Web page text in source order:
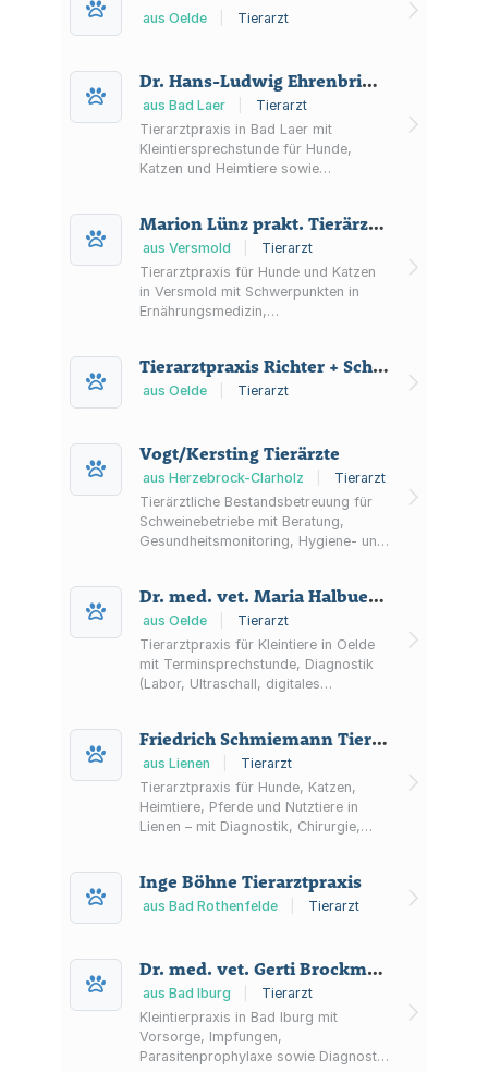
aus Oelde Tierarzt
Dr. Hans-Ludwig Ehrenbrink prakt. Tierarzt
aus Bad Laer
Tierarzt
Tierarztpraxis in Bad Laer mit
Kleintiersprechstunde für Hunde,
Katzen und Heimtiere sowie
Leistungen wie Impfungen,
Diagnostik, Chirurgie und
Zahnbehandlung.
Marion Lünz prakt. Tierärztin
aus Versmold
Tierarzt
Tierarztpraxis für Hunde und Katzen
in Versmold mit Schwerpunkten in
Ernährungsmedizin,
Akupunktur und Verhaltensmedizin;
Terminvereinbarung ist möglich.
Tierarztpraxis Richter + Schlüter
aus Oelde Tierarzt
Vogt/Kersting Tierärzte
aus Herzebrock-Clarholz
Tierarzt
Tierärztliche Bestandsbetreuung für
Schweinebetriebe mit Beratung,
Gesundheitsmonitoring, Hygiene- und
Dr. med. vet. Maria Halbuer-Kobrink Fachtierärztin für Kleintiere
aus Oelde
Tierarzt
Tierarztpraxis für Kleintiere in Oelde
mit Terminsprechstunde, Diagnostik
(Labor, Ultraschall, digitales
Notfälle sind telefonisch rund um die
Uhr erreichbar.
Friedrich Schmiemann Tierarztpraxis
aus Lienen
Tierarzt
Tierarztpraxis für Hunde, Katzen,
Heimtiere, Pferde und Nutztiere in
Lienen – mit Diagnostik, Chirurgie,
Inge Böhne Tierarztpraxis
aus Bad Rothenfelde Tierarzt
Dr. med. vet. Gerti Brockmann Tierärztin
aus Bad Iburg
Tierarzt
Kleintierpraxis in Bad Iburg mit
Vorsorge, Impfungen,
Parasitenprophylaxe sowie Diagnostik